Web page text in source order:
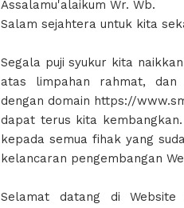
Assalamu'alaikum Wr. Wb.
Salam sejahtera untuk kita
Segala puji syukur kita
atas limpahan rahmat, dan
dengan domain https://
dapat terus kita
kepada semua fihak yang
kelancaran pengembangan
Selamat datang di Website